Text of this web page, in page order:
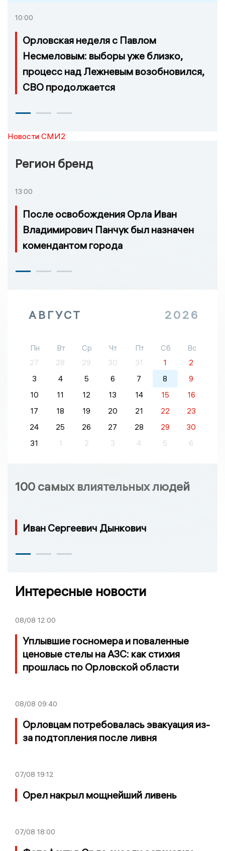
10:00
Орловская неделя с Павлом
Несмеловым: выборы уже близко,
процесс над Лежневым возобновился,
СВО продолжается
Новости СМИ2
Регион бренд
13:00
После освобождения Орла Иван
Владимирович Панчук был назначен
комендантом города
АВГУСТ 2026
Пн Вт Ср Чт Пт Сб
Вс
27
28 29 30 31 1
2
3
4 5 6 7 8
9
10
11 12 13 14 15
16
17
18 19 20 21 22
23
24
25 26 27 28 29
30
31
1 2 3 4 5 6
100 самых влиятельных людей
Иван Сергеевич Дынкович
Интересные новости
08/08 12:00
Уплывшие госномера и поваленные
ценовые стелы на АЗС: как стихия
прошлась по Орловской области
08/08 09:40
Орловцам потребовалась эвакуация из-
за подтопления после ливня
07/08 19:12
Орел накрыл мощнейший ливень
07/08 18:00